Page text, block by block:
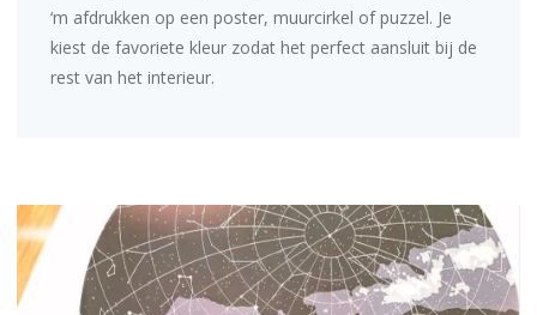
‘m afdrukken op een poster, muurcirkel of puzzel. Je
kiest de favoriete kleur zodat het perfect aansluit bij de
rest van het interieur.